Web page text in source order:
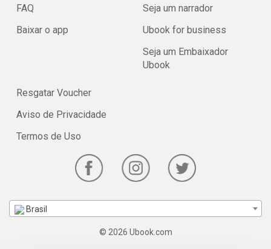
FAQ
Baixar o app
Seja um narrador
Ubook for business
Seja um Embaixador
Ubook
Resgatar Voucher
Aviso de Privacidade
Termos de Uso
Brasil
© 2026 Ubook.com